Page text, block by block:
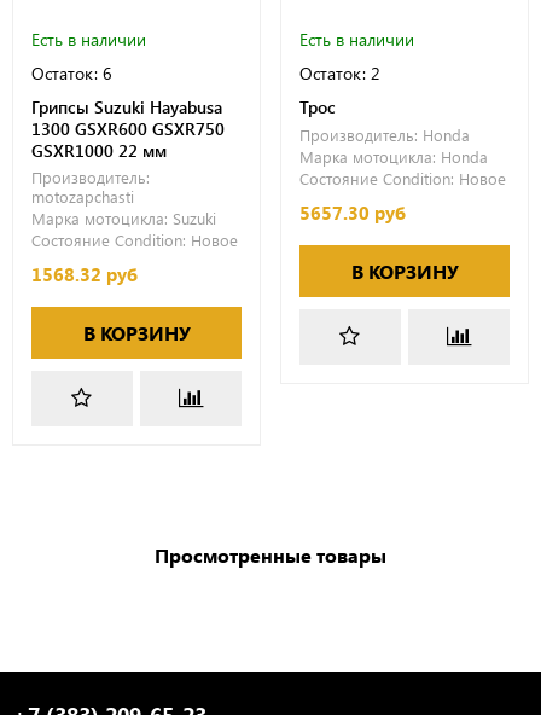
Есть в наличии
Остаток: 6
Грипсы Suzuki Hayabusa
1300 GSXR600 GSXR750
GSXR1000 22 мм
Производитель:
motozapchasti
Марка мотоцикла: Suzuki
Состояние Condition: Новое
1568.32 руб
В КОРЗИНУ
Есть в наличии
Остаток: 2
Трос
Производитель: Honda
Марка мотоцикла: Honda
Состояние Condition: Новое
5657.30 руб
В КОРЗИНУ
Просмотренные товары